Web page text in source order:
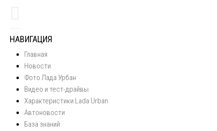
НАВИГАЦИЯ
Главная
Новости
Фото Лада Урбан
Видео и тест-драйвы
Характеристики Lada Urban
Автоновости
База знаний